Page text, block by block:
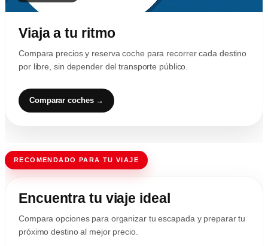
Viaja a tu ritmo
Compara precios y reserva coche para recorrer cada destino
por libre, sin depender del transporte público.
Comparar coches →
RECOMENDADO PARA TU VIAJE
Encuentra tu viaje ideal
Compara opciones para organizar tu escapada y preparar tu
próximo destino al mejor precio.